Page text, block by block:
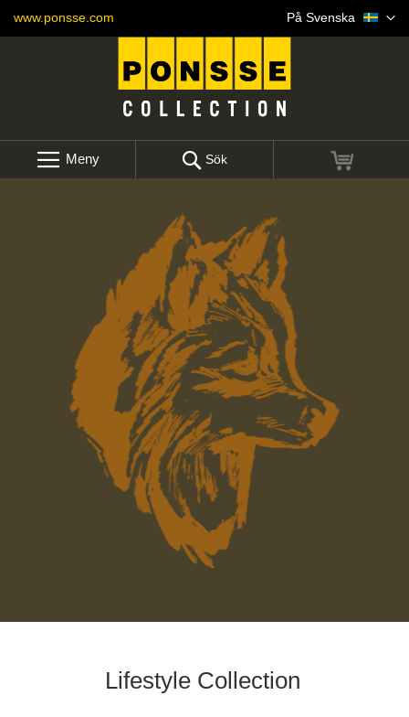
www.ponsse.com
to
Språk
På Svenska
Meny Sök Min
Lifestyle Collection
Items 1 to 4 of 8 total